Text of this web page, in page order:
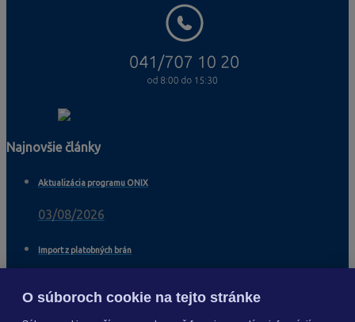
Najnovšie články
Aktualizácia programu ONIX
03/08/2026
Import z platobných brán
O súboroch cookie na tejto stránke